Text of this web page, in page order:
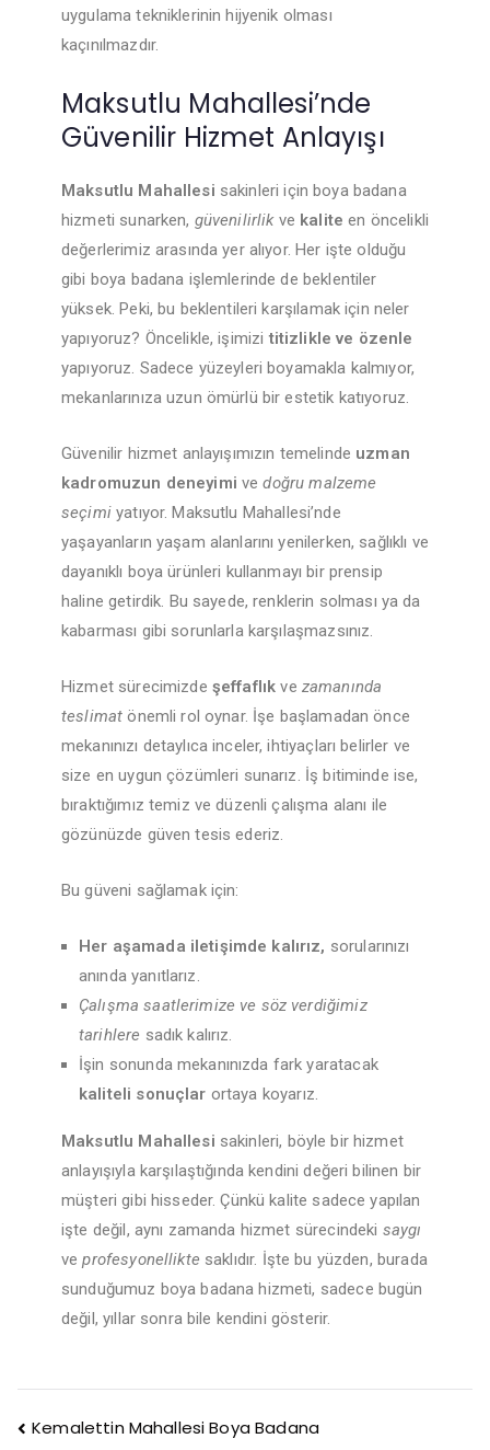
uygulama tekniklerinin hijyenik olması
kaçınılmazdır.
Maksutlu Mahallesi’nde
Güvenilir Hizmet Anlayışı
Maksutlu Mahallesi sakinleri için boya badana
hizmeti sunarken, güvenilirlikve kalite en öncelikli
değerlerimiz arasında yer alıyor. Her işte olduğu
gibi boya badana işlemlerinde de beklentiler
yüksek. Peki, bu beklentileri karşılamak için neler
yapıyoruz? Öncelikle, işimizititizlikle ve özenle
yapıyoruz. Sadece yüzeyleri boyamakla kalmıyor,
mekanlarınıza uzun ömürlü bir estetik katıyoruz.
Güvenilir hizmet anlayışımızın temelinde uzman
kadromuzun deneyimi vedoğru malzeme
seçimiyatıyor. Maksutlu Mahallesi’nde
yaşayanların yaşam alanlarını yenilerken, sağlıklı ve
dayanıklı boya ürünleri kullanmayı bir prensip
haline getirdik. Bu sayede, renklerin solması ya da
kabarması gibi sorunlarla karşılaşmazsınız.
Hizmet sürecimizde şeffaflık ve zamanında
teslimat önemli rol oynar. İşe başlamadan önce
mekanınızı detaylıca inceler, ihtiyaçları belirler ve
size en uygun çözümleri sunarız. İş bitiminde ise,
bıraktığımız temiz ve düzenli çalışma alanı ile
gözünüzde güven tesis ederiz.
Bu güveni sağlamak için:
Her aşamada iletişimde kalırız, sorularınızı
anında yanıtlarız.
Çalışma saatlerimize ve söz verdiğimiz
tarihlere sadık kalırız.
İşin sonunda mekanınızda fark yaratacak
kaliteli sonuçlar ortaya koyarız.
Maksutlu Mahallesi sakinleri, böyle bir hizmet
anlayışıyla karşılaştığında kendini değeri bilinen bir
müşteri gibi hisseder. Çünkü kalite sadece yapılan
işte değil, aynı zamanda hizmet sürecindeki saygı
veprofesyonellikte saklıdır. İşte bu yüzden, burada
sunduğumuz boya badana hizmeti, sadece bugün
değil, yıllar sonra bile kendini gösterir.
Kemalettin Mahallesi Boya Badana